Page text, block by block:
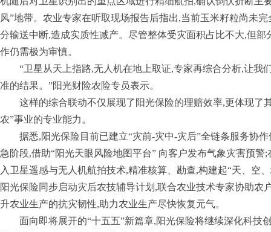
风”地带。农业专家在听取现场报告后指出,当前玉米籽粒尚未
分输送中断,造成实质性减产。尽管整体受灾面积占比不大,但部
作仍需极为审慎。
“卫星从天上指路,无人机在地上取证,专家再综合分析,让我
准的结果。”阳光财险农险专员表示。
这样的综合联动不仅展现了阳光保险的理赔效率,更体现了
农”事业的专业能力。
据悉,阳光保险目前已建立“灾前-灾中-灾后”全链条服务协
急阶段,借助“阳光天眼风险地图平台” 向客户发布气象灾害预警
入卫星遥感与无人机航拍技术,精准核算、勘查,构建起“天、空
阳光保险同步启动灾后农技辅导计划,联合农业技术专家协助农
升农业生产的抗灾韧性,助力农业生产尽快恢复元气。
面向即将展开的“十五五”新篇章,阳光保险将继续深化科技